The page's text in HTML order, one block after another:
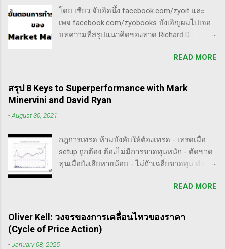
ประเภท double three Breakaway gap เป็นการ
กระโดดข้ามเวฟสอง...
เป็นการติดตามข่าวสาร การวิเคราะห์ทางเทคนิค
หรือปัจจัยพื้นฐาน การสแกนหุ้นที่มีศักยภาพเป็นผู้
ชนะในอนาคต การลงรายละเอียดในการวิเคราะห์
จังหวะที่เหมาะสมในการเข้าเทรด . - วิธีการที่
พิสูจน์แล้วว่าทำเงินได้จริงและทำซ้ำได้ตลอด
(Method): การมีระบบหรือกลยุทธ์ที่ชัดเจนในการ
เทรดเป็นสิ่งสำคัญ เพราะจะช่วยให้คุณไม่หลงลืม
(Patience): การรอคอยและไม่รีบร้อนถือเป็น
คุณสมบัติที่สำคัญในนักเทรด ความอดทนช่วยให้
คุณสามารถทนต่อความผันผวนของตลาดและรอ
คอยจังหวะที่ดี...
โดย เซียว จับอิดนึ้ง facebook.com/zyoit และ
เพจ facebook.com/zyobooks บังเอิญผมไปเจอ
บทความที่สรุปแนวคิดของทวด Richard D.
เอง, ก็เลยอดตื่นใจไม่ได้กับข้อมูลที่เขาเขียนถึง "
How Manipulators Operate " ซึีงผมตีความว่ามัน
น่าเป็น " ขั้นตอนการทำราคาของ Market Maker "
พอได้สแกนคร่าวๆแล้วก็รู้สึกว่าน่าสนใจ เลย
พยายามแปลให้ตัวเองรู้เรื่อง แม้ว่าภาษาของแกจะ
อาจจะไม่เป๊ะตามใจความที่เขาพยายามสื่อ แต่ก็
น่าจะพอเห็นภาพได้ในระดับหนึ่งครับ ใครที่ภาษา
อังกฤษคล่องๆ ก็ไปอ่านต้นฉบับได้ที่ลิ้งค์นี้นะ
3/01/21/book-review-of-stock-market-
technique-number-one-by-richard-d-wyckoff/
ขั้นตอนการทำราคาของ Market Maker 1) เลือก
เป้าหมาย - ทำการทดสอบอย่างต่อเนื่องเพื่อดูว่า
READ MORE
สรุป 8 Keys to Superperformance with Mark
Minervini and David Ryan
-August 30, 2021
กฎการเทรด ห้ามบังคับให้ต้องเทรด - เทรดเมื่อ
setup ถูกต้อง ต้องไม่มีการขาดทุนหนัก - ตัดขาด
ทุนเมื่อยังเสียหายน้อย - ไม่ถัวเฉลี่ยขาดทุน ทำ
ตนเอง และต้องตั้งกฏขึ้นมา - ต้องมีวินัย ทำตาม
กฎ - ต้องอยู่ในขอบเขตความรู้/สามารถในการ
แข่งขันตน - เทรดตาม setup ที่คุ้นเคย - ห้ามถัว
เฉลี่ยขาดทุน เป้าหมายของนักเทรดมืออาชีพ -
ตัดขาดทุนให้เสียหายน้อยไว้ก่อน - กินกำไรคำ
READ MORE
Oliver Kell: วงจรของการเคลื่อนไหวของราคา
(Cycle of Price Action)
-January 08, 2025